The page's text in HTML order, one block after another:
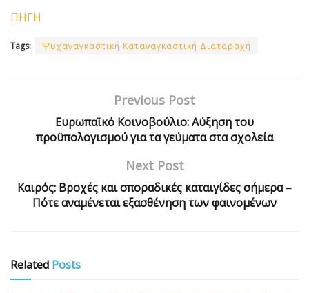
ΠΗΓΗ
Tags: Ψυχαναγκαστική Καταναγκαστική Διαταραχή
Previous Post
Ευρωπαϊκό Κοινοβούλιο: Αύξηση του
προϋπολογισμού για τα γεύματα στα σχολεία
Next Post
Καιρός: Βροχές και σποραδικές καταιγίδες σήμερα –
Πότε αναμένεται εξασθένηση των φαινομένων
Related Posts